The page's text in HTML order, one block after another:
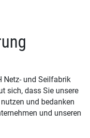
Netz- und Seilfabrik
sich, dass Sie unsere
und bedanken
und unseren